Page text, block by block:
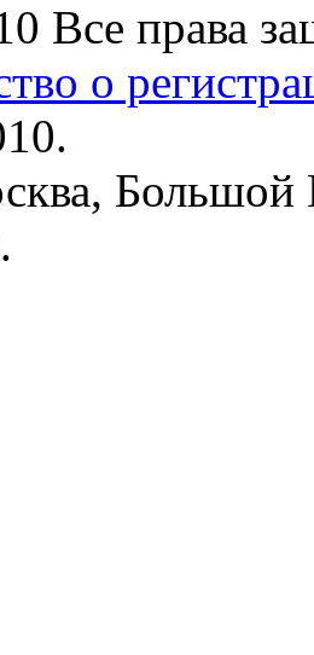
Все права
о
Большой